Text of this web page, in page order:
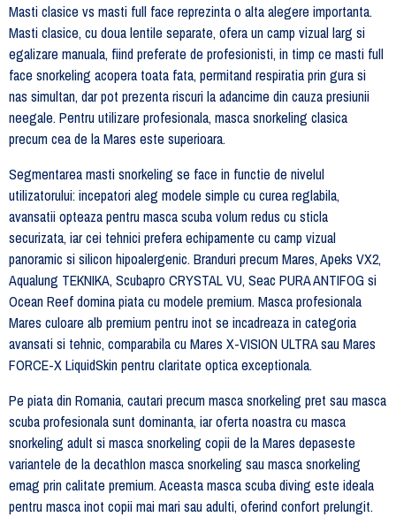
Masti clasice vs masti full face reprezinta o alta alegere importanta.
Masti clasice, cu doua lentile separate, ofera un camp vizual larg si
egalizare manuala, fiind preferate de profesionisti, in timp ce masti full
face snorkeling acopera toata fata, permitand respiratia prin gura si
nas simultan, dar pot prezenta riscuri la adancime din cauza presiunii
neegale. Pentru utilizare profesionala, masca snorkeling clasica
precum cea de la Mares este superioara.
Segmentarea masti snorkeling se face in functie de nivelul
utilizatorului: incepatori aleg modele simple cu curea reglabila,
avansatii opteaza pentru masca scuba volum redus cu sticla
securizata, iar cei tehnici prefera echipamente cu camp vizual
panoramic si silicon hipoalergenic. Branduri precum Mares, Apeks VX2,
Aqualung TEKNIKA, Scubapro CRYSTAL VU, Seac PURA ANTIFOG si
Ocean Reef domina piata cu modele premium. Masca profesionala
Mares culoare alb premium pentru inot se incadreaza in categoria
avansati si tehnic, comparabila cu Mares X-VISION ULTRA sau Mares
FORCE-X LiquidSkin pentru claritate optica exceptionala.
Pe piata din Romania, cautari precum masca snorkeling pret sau masca
scuba profesionala sunt dominanta, iar oferta noastra cu masca
snorkeling adult si masca snorkeling copii de la Mares depaseste
variantele de la decathlon masca snorkeling sau masca snorkeling
emag prin calitate premium. Aceasta masca scuba diving este ideala
pentru masca inot copii mai mari sau adulti, oferind confort prelungit.